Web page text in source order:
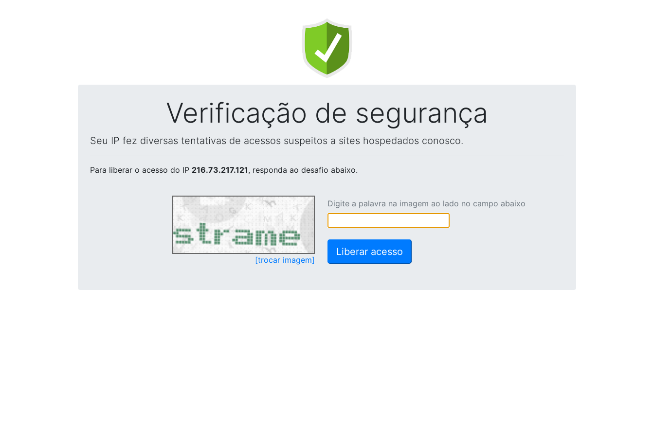
Verificação de segurança
Seu IP fez diversas tentativas de acessos suspeitos a sites hospedados conosco.
Para liberar o acesso do IP 216.73.217.121, responda ao desafio abaixo.
[trocar imagem]
Digite a palavra na imagem ao lado no campo abaixo